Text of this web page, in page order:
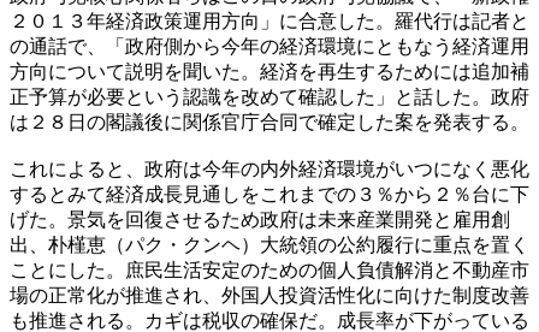
２０１３年経済政策運用方向」に合意した。羅代行は記者と
の通話で、「政府側から今年の経済環境にともなう経済運用
方向について説明を聞いた。経済を再生するためには追加補
正予算が必要という認識を改めて確認した」と話した。政府
は２８日の閣議後に関係官庁合同で確定した案を発表する。
これによると、政府は今年の内外経済環境がいつになく悪化
するとみて経済成長見通しをこれまでの３％から２％台に下
げた。景気を回復させるため政府は未来産業開発と雇用創
出、朴槿恵（パク・クンヘ）大統領の公約履行に重点を置く
ことにした。庶民生活安定のための個人負債解消と不動産市
場の正常化が推進され、外国人投資活性化に向けた制度改善
も推進される。カギは税収の確保だ。成長率が下がっている